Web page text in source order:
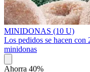
MINIDONAS (10 U)
Los pedidos se hacen con
minidonas
Ahorra 40%